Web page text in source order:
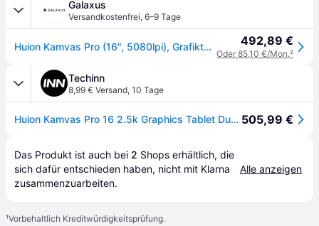
Galaxus
Versandkostenfrei, 6–9 Tage
Huion Kamvas Pro (16", 5080lpi), Grafiktablett, Schwarz 492,89 €
Oder 85,10 €/Mon.²
Techinn
8,99 € Versand, 10 Tage
Huion Kamvas Pro 16 2.5k Graphics Tablet Durchsichtig One Size / EU Plug 220V 505,99 €
Das Produkt ist auch bei 2 Shops erhältlich, die
sich dafür entschieden haben, nicht mit Klarna
zusammenzuarbeiten.
Alle anzeigen
¹Vorbehaltlich Kreditwürdigkeitsprüfung.